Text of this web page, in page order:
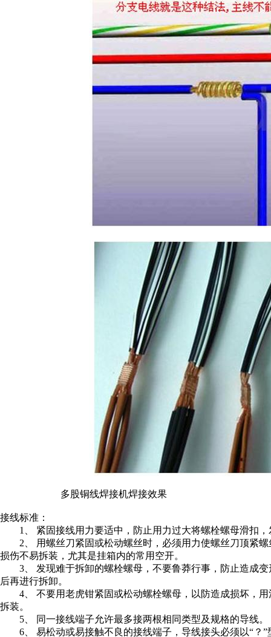
多股铜线焊接机焊接效果
接线标准：
1、 紧固接线用力要适中，防止用力过大将螺栓螺母滑扣，
2、 用螺丝刀紧固或松动螺丝时，必须用力使螺丝刀顶紧螺
损伤不易拆装，尤其是挂箱内的常用空开。
3、 发现难于拆卸的螺栓螺母，不要鲁莽行事，防止造成变
后再进行拆卸。
4、 不要用老虎钳紧固或松动螺栓螺母，以防造成损坏，用
拆装。
5、 同一接线端子允许最多接两根相同类型及规格的导线。
6、 易松动或易接触不良的接线端子，导线接头必须以“？”